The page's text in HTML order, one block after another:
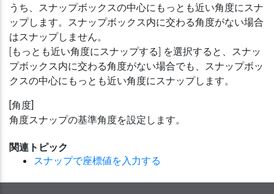
うち、スナップボックスの中心にもっとも近い角度にスナ
ップします。スナップボックス内に交わる角度がない場合
はスナップしません。
[もっとも近い角度にスナップする] を選択すると、スナッ
プボックス内に交わる角度がない場合でも、スナップボッ
クスの中心にもっとも近い角度にスナップします。
[角度]
角度スナップの基準角度を設定します。
関連トピック
スナップで座標値を入力する